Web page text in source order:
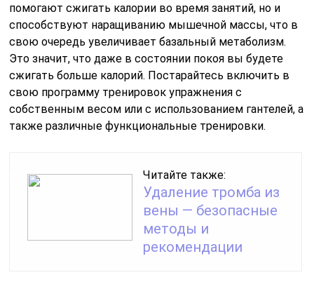
помогают сжигать калории во время занятий, но и
способствуют наращиванию мышечной массы, что в
свою очередь увеличивает базальный метаболизм.
Это значит, что даже в состоянии покоя вы будете
сжигать больше калорий. Постарайтесь включить в
свою программу тренировок упражнения с
собственным весом или с использованием гантелей, а
также различные функциональные тренировки.
Читайте также:
Удаление тромба из
вены — безопасные
методы и
рекомендации